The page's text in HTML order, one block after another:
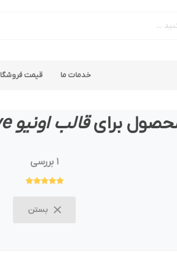
پلاگین های کاربردی
قالب های رایگان ناپ کامرس
خدمات ما قیمت
برایقالب اونیو Avenue Responsive
1 بررسی
بستن